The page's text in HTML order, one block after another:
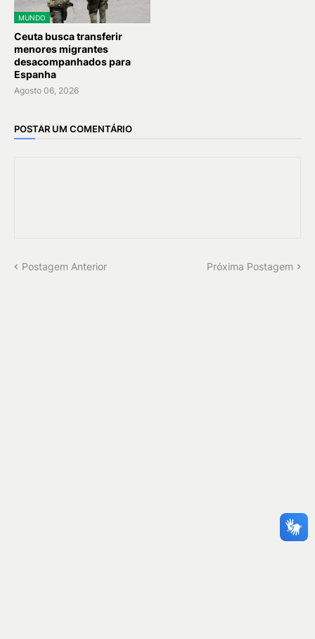
MUNDO
Ceuta busca transferir
menores migrantes
desacompanhados para
Espanha
Agosto 06, 2026
POSTAR UM COMENTÁRIO
Postagem Anterior Próxima Postagem